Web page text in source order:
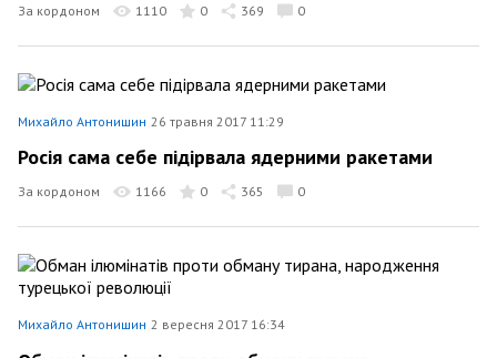
За кордоном 1110 0 369 0
Михайло Антонишин 26 травня 2017 11:29
Росія сама себе підірвала ядерними ракетами
За кордоном 1166 0 365 0
Михайло Антонишин 2 вересня 2017 16:34